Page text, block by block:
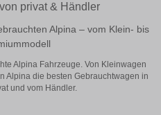
privat & Händler
Alpina – vom Klein- bis
Alpina Fahrzeuge. Von Kleinwagen
Alpina die besten Gebrauchtwagen in
und vom Händler.